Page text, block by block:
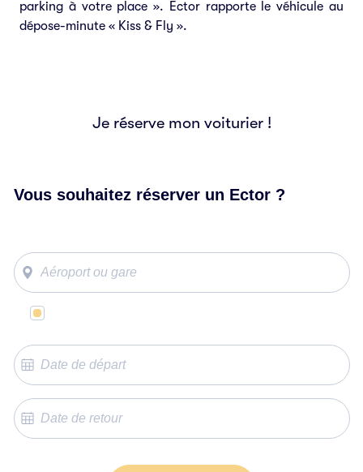
parking à votre place ». Ector rapporte le véhicule au
dépose-minute « Kiss & Fly ».
Je réserve mon voiturier !
Vous souhaitez réserver un Ector ?